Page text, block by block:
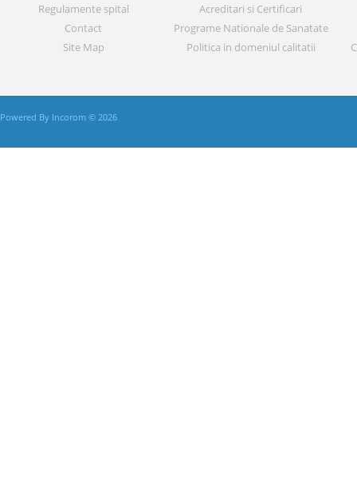
Regulamente spital
Contact
Site Map
Acreditari si Certificari
Programe Nationale de Sanatate
Politica in domeniul calitatii
Powered By Incorom © 2026